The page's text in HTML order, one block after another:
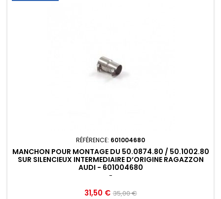
RÉFÉRENCE: 601004680
MANCHON POUR MONTAGE DU 50.0874.80 / 50.1002.80
SUR SILENCIEUX INTERMEDIAIRE D’ORIGINE RAGAZZON
AUDI - 601004680
-
Prix
31,50 € Prix
35,00 €